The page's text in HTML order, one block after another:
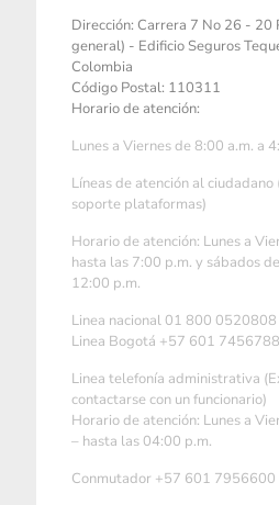
Dirección: Carrera 7 No 26 - 20
general) - Edificio Seguros
Colombia
Código Postal: 110311
Horario de atención:
Lunes a Viernes de 8:00 a.m. a
Líneas de atención al ciudadano
soporte plataformas)
Horario de atención: Lunes a
hasta las 7:00 p.m. y sábados
12:00 p.m.
Linea nacional 01 800 0520808
Linea Bogotá +57 601 7456788
Linea telefonía administrativa
contactarse con un funcionario)
Horario de atención: Lunes a
– hasta las 04:00 p.m.
Conmutador +57 601 7956600